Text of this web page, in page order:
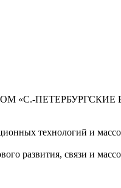
«С.-
технологий и
развития, связи и